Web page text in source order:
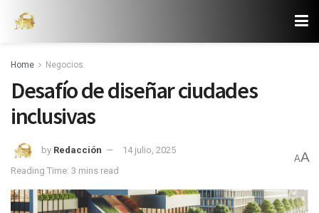
Home Negocios
Desafío de diseñar ciudades
inclusivas
by Redacción
14 julio, 2025
Reading Time: 3 mins read
AA